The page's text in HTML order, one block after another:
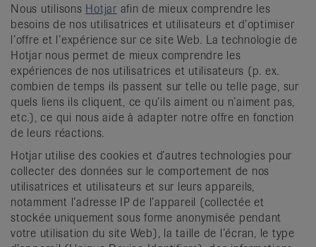
Nous utilisons Hotjar afin de mieux comprendre les
besoins de nos utilisatrices et utilisateurs et d’optimiser
l’offre et l’expérience sur ce site Web. La technologie de
Hotjar nous permet de mieux comprendre les
expériences de nos utilisatrices et utilisateurs (p. ex.
combien de temps ils passent sur telle ou telle page, sur
quels liens ils cliquent, ce qu’ils aiment ou n’aiment pas,
etc.), ce qui nous aide à adapter notre offre en fonction
de leurs réactions.
Hotjar utilise des cookies et d’autres technologies pour
collecter des données sur le comportement de nos
utilisatrices et utilisateurs et sur leurs appareils,
notamment l’adresse IP de l’appareil (collectée et
stockée uniquement sous forme anonymisée pendant
votre utilisation du site Web), la taille de l’écran, le type